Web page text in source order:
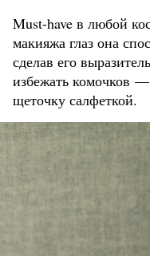
Must-have в любой
макияжа глаз она
сделав его
избежать комочков
щеточку салфеткой.